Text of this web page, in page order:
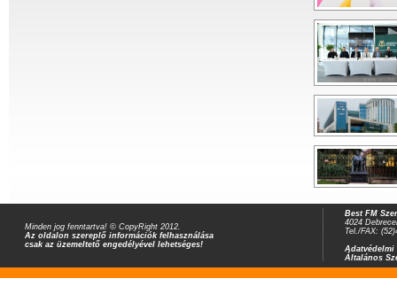
Minden jog fenntartva! © CopyRight 2012.
Az oldalon szereplő információk felhasználása
csak az üzemeltető engedélyével lehetséges!
Best FM
4024
Tel./FAX:
Adatvédelmi
Általános